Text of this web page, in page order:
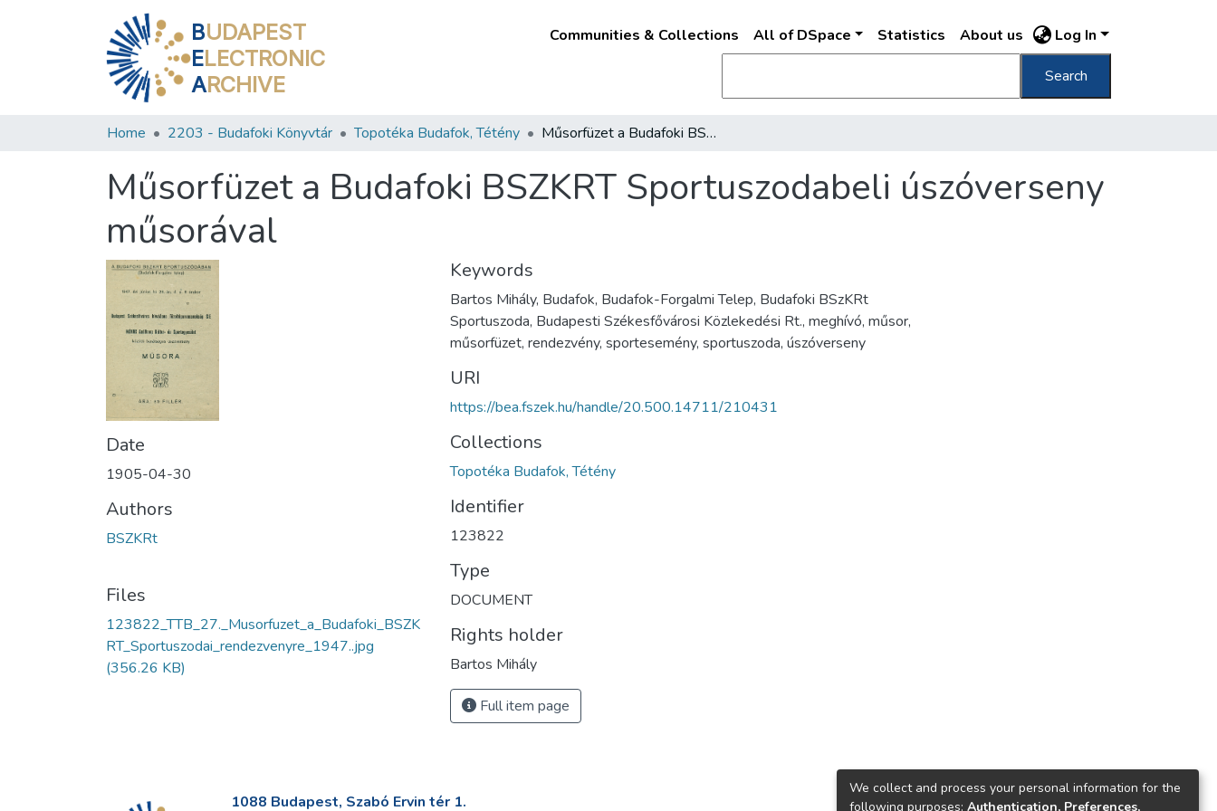
BUDAPEST
ELECTRONIC
ARCHIVE
Communities & Collections All of DSpace Statistics About us Log In
Search
Home 2203 - Budafoki Könyvtár Topotéka Budafok, Tétény Műsorfüzet a Budafoki BSZKRT Sportuszodabeli úszóverseny műsorával
Műsorfüzet a Budafoki BSZKRT Sportuszodabeli úszóverseny
műsorával
Date
1905-04-30
Authors
BSZKRt
Files
123822_TTB_27._Musorfuzet_a_Budafoki_BSZK
RT_Sportuszodai_rendezvenyre_1947..jpg
(356.26 KB)
Keywords
Bartos Mihály, Budafok, Budafok-Forgalmi Telep, Budafoki BSzKRt
Sportuszoda, Budapesti Székesfővárosi Közlekedési Rt., meghívó, műsor,
műsorfüzet, rendezvény, sportesemény, sportuszoda, úszóverseny
URI
https://bea.fszek.hu/handle/20.500.14711/210431
Collections
Topotéka Budafok, Tétény
Identifier
123822
Type
DOCUMENT
Rights holder
Bartos Mihály
Full item page
1088 Budapest, Szabó Ervin tér 1.
We collect and process your personal information for the
following purposes: Authentication, Preferences,